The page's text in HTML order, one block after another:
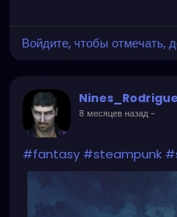
Войдите, чтобы отмечать,
8 месяцев назад-
#fantasy #steampunk